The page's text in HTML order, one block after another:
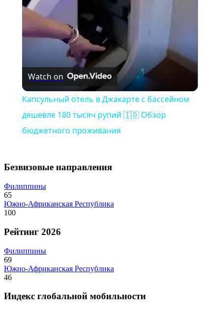
Watch on
Капсульный отель в Джакарте с бассейном
дешевле 180 тысяч рупий 🇮🇩 Обзор
бюджетного проживания
Безвизовые направления
Филиппины
65
Южно-Африканская Республика
100
Рейтинг 2026
Филиппины
69
Южно-Африканская Республика
46
Индекс глобальной мобильности